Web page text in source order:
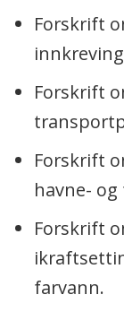
Forskrift
Forskrift
Forskrift
havne-
Forskrift
farvann.